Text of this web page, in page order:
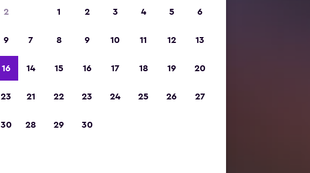
2
9
16
23
30
1 2 3 4 5 6
7 8 9 10 11 12 13
14 15 16 17 18 19 20
21 22 23 24 25 26 27
28 29 30